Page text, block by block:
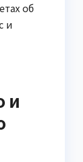
об
и
и